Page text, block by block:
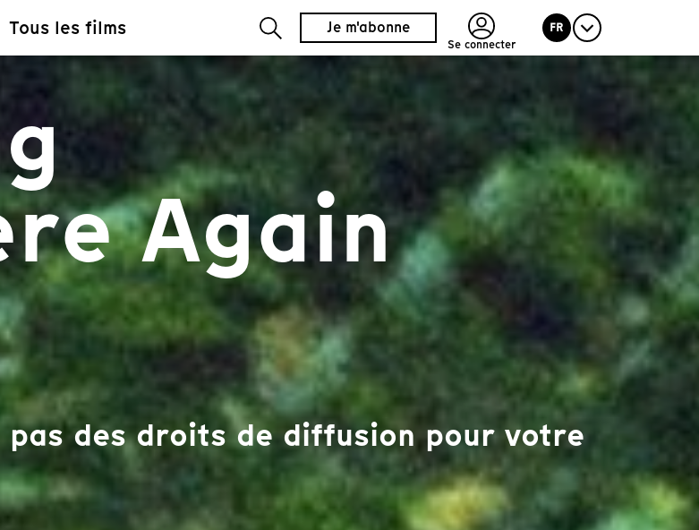
Tous les films Je m'abonne
Se connecter
FR
Again
pas des droits de diffusion pour votre